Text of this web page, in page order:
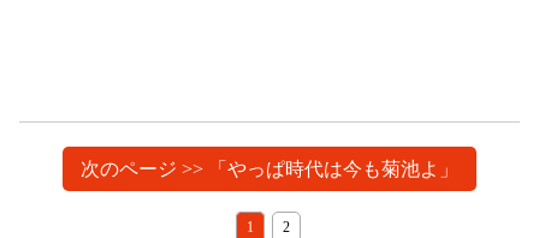
次のページ >> 「やっぱ時代は今も菊池よ」
1 2